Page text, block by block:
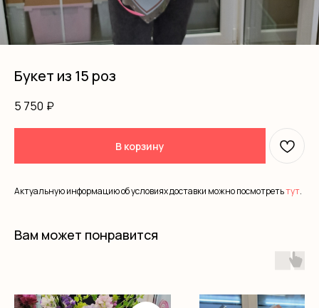
Букет из 15 роз
5 750 ₽
В корзину
Актуальную информацию об условиях доставки можно посмотретьтут.
Вам может понравится